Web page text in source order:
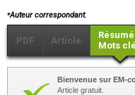
⁎Auteur correspondant.
PDF Article
Résumé
Mots
Bienvenue sur EM-
Article gratuit.